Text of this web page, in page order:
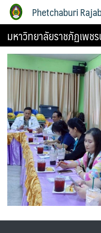
Phetchaburi
มหาวิทยาลัยราชภัฏเพช